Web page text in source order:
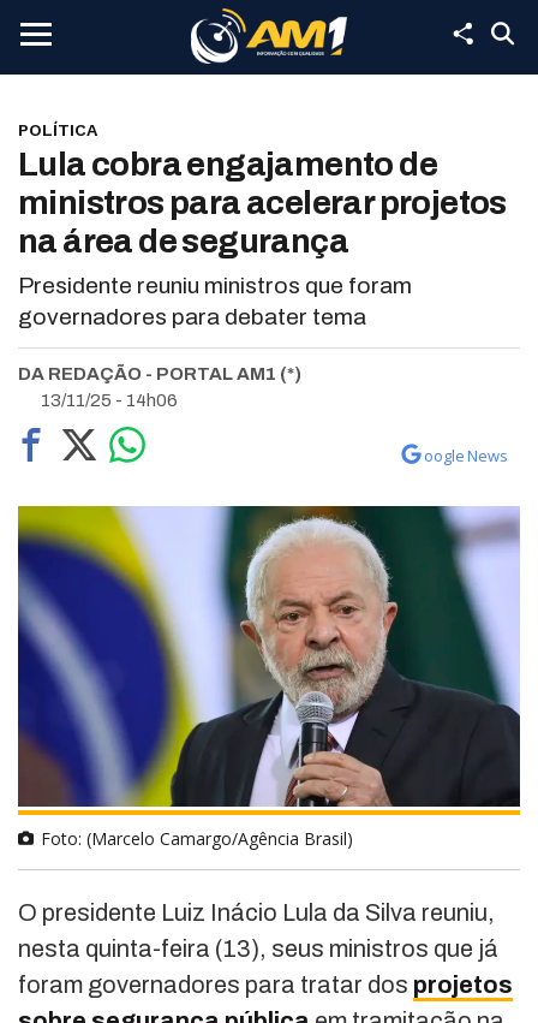
POLÍTICA
Lula cobra engajamento de
ministros para acelerar projetos
na área de segurança
Presidente reuniu ministros que foram
governadores para debater tema
DA REDAÇÃO - PORTAL AM1 (*)
13/11/25 - 14h06
oogle News
Foto: (Marcelo Camargo/Agência Brasil)
O presidente Luiz Inácio Lula da Silva reuniu,
nesta quinta-feira (13), seus ministros que já
foram governadores para tratar dos projetos